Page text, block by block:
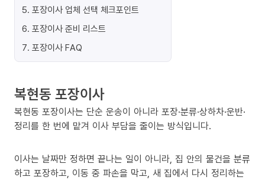
5. 포장이사 업체 선택 체크포인트
6. 포장이사 준비 리스트
7. 포장이사 FAQ
복현동 포장이사
복현동 포장이사는 단순 운송이 아니라 포장·분류·상하차·운반·
정리를 한 번에 맡겨 이사 부담을 줄이는 방식입니다.
이사는 날짜만 정하면 끝나는 일이 아니라, 집 안의 물건을 분류
하고 포장하고, 이동 중 파손을 막고, 새 집에서 다시 정리하는